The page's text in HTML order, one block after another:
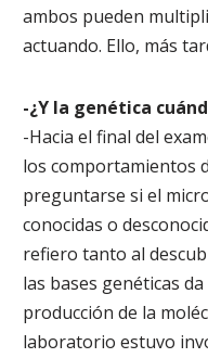
ambos pueden
actuando. Ello, más
-¿Y la genética
-Hacia el final del
los comportamientos
preguntarse si el
conocidas o
refiero tanto al
las bases genéticas
producción de la
laboratorio estuvo